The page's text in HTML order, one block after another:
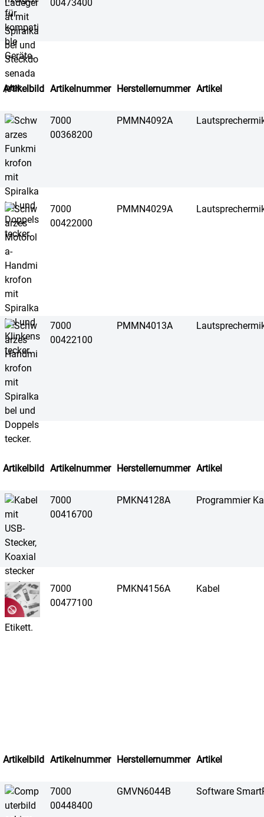
00473400
Artikelbild Artikelnummer Herstellernummer Artikel
7000
00368200
PMMN4092A
7000
00422000
PMMN4029A
7000
00422100
PMMN4013A
Artikelbild Artikelnummer Herstellernummer Artikel
7000
00416700
PMKN4128A Programmier
7000
00477100
PMKN4156A Kabel
Artikelbild Artikelnummer Herstellernummer Artikel
7000
00448400
GMVN6044B Software